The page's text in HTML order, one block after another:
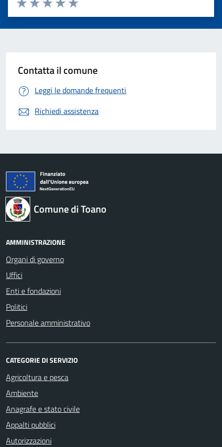
Valuta 5 stelle su 5
Valuta 4 stelle su 5
Valuta 3 stelle su 5
Valuta 2 stelle su 5
Valuta 1 stelle su 5
Contatta il comune
Leggi le domande frequenti
Richiedi assistenza
Comune di Toano
AMMINISTRAZIONE
Organi di governo
Uffici
Enti e fondazioni
Politici
Personale amministrativo
CATEGORIE DI SERVIZIO
Agricoltura e pesca
Ambiente
Anagrafe e stato civile
Appalti pubblici
Autorizzazioni